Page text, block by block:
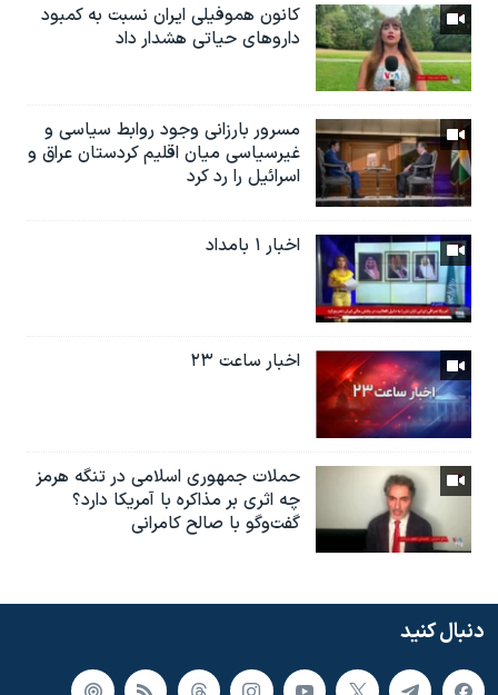
کانون هموفیلی ایران نسبت به کمبود
داروهای حیاتی هشدار داد
مسرور بارزانی وجود روابط سیاسی و
غیرسیاسی میان اقلیم کردستان عراق و
اسرائيل را رد کرد
اخبار ۱ بامداد
اخبار ساعت ۲۳
حملات جمهوری اسلامی در تنگه هرمز
چه اثری بر مذاکره با آمریکا دارد؟
گفت‌وگو با صالح کامرانی
دنبال کنید